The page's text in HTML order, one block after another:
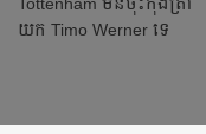
យក Timo Werner ទេ​​